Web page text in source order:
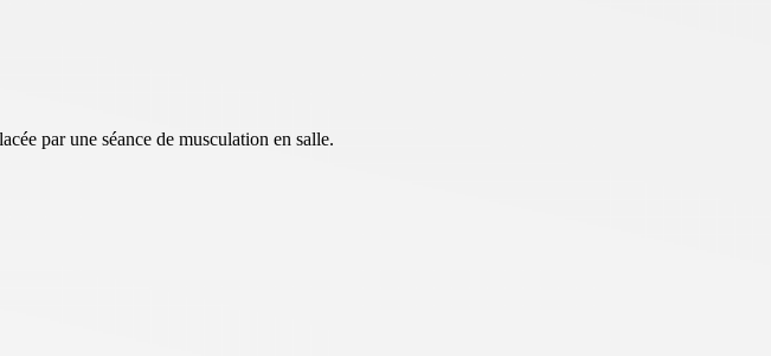
par une séance de musculation en salle.